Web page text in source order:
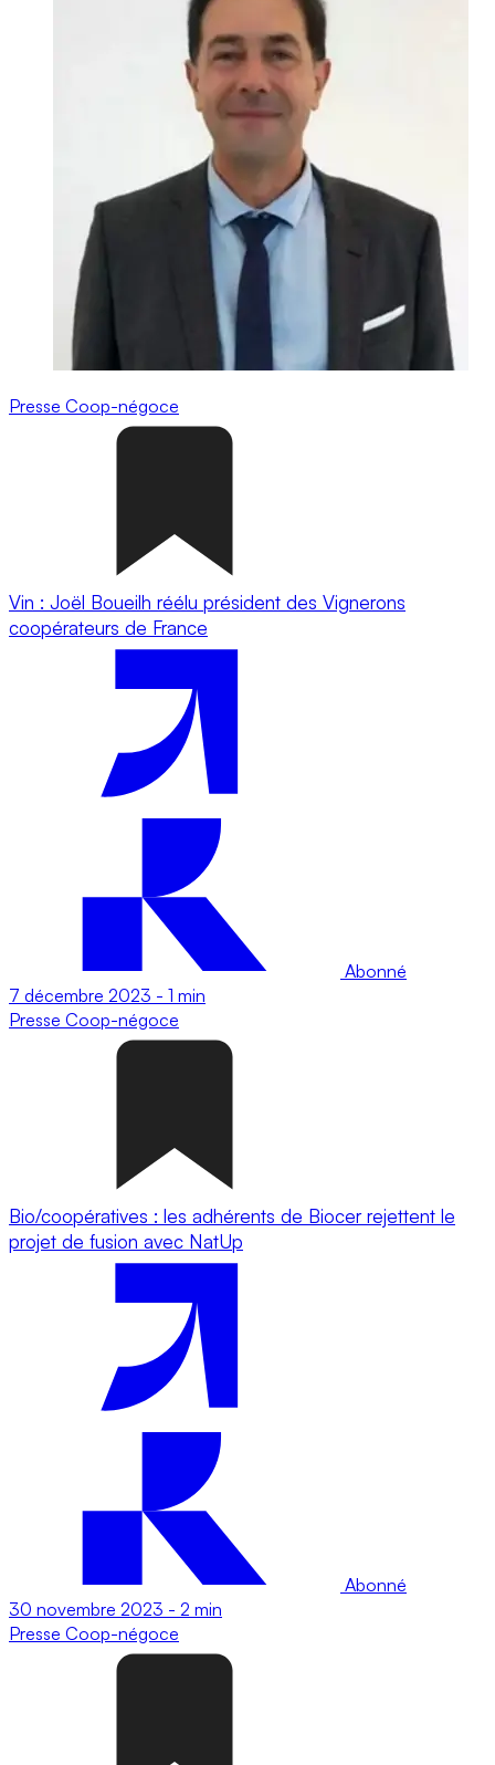
Presse Coop-négoce
Vin : Joël Boueilh réélu président des Vignerons
coopérateurs de France
Abonné
7 décembre 2023 - 1 min
Presse Coop-négoce
Bio/coopératives : les adhérents de Biocer rejettent le
projet de fusion avec NatUp
Abonné
30 novembre 2023 - 2 min
Presse Coop-négoce